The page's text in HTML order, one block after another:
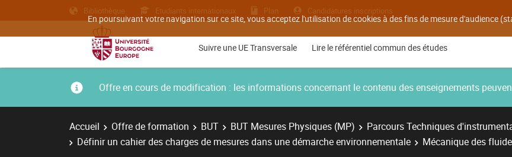
En poursuivant votre navigation sur ce site, vous acceptez l'utilisation de cookies à des fins de mesure d'audience
Bibliothèque Etudiants internationaux Plan Candidatures inscriptions
Suivre une UE Transversale Lire le référentiel commun des études
Offre en cours de modification : les informations concernant le contenu des enseignements
Accueil Offre de formation BUT BUT Mesures Physiques (MP)
Parcours Techniques
Définir un cahier des charges de mesures dans une démarche environnementale
Mécanique des